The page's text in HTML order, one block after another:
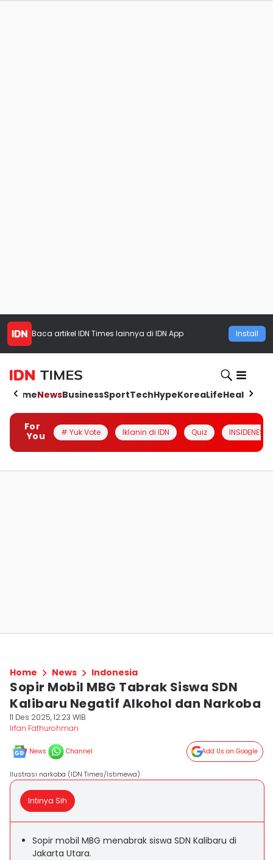
Baca artikel IDN Times lainnya di IDN App Install
HomeNewsBusinessSportTechHypeKoreaLifeHealth
For
You
# Yuk Vote Iklanin di IDN Quiz INSIDENESIA
Home News Indonesia
Sopir Mobil MBG Tabrak Siswa SDN
Kalibaru Negatif Alkohol dan Narkoba
11 Des 2025, 12:23 WIB
Irfan Fathurohman
News Channel Add Us on Google
Ilustrasi narkoba (IDN Times/Istimewa)
Intinya Sih
Sopir mobil MBG menabrak siswa SDN Kalibaru di
Jakarta Utara.